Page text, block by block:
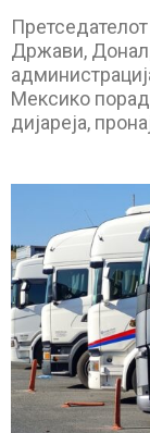
Држави,
Мексико
дијареја,